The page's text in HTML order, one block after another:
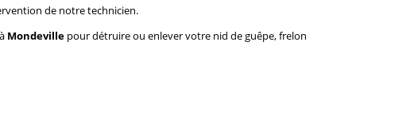
de notre technicien.
Mondeville pour détruire ou enlever votre nid de guêpe, frelon